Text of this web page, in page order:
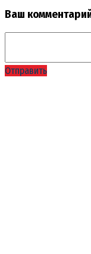
Ваш
Отправить